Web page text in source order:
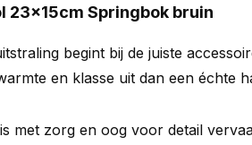
23x15cm Springbok bruin
begint bij de juiste
en klasse uit dan een échte
met zorg en oog voor detail